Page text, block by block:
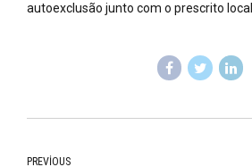
autoexclusão junto com o prescrito local .
PREVIOUS